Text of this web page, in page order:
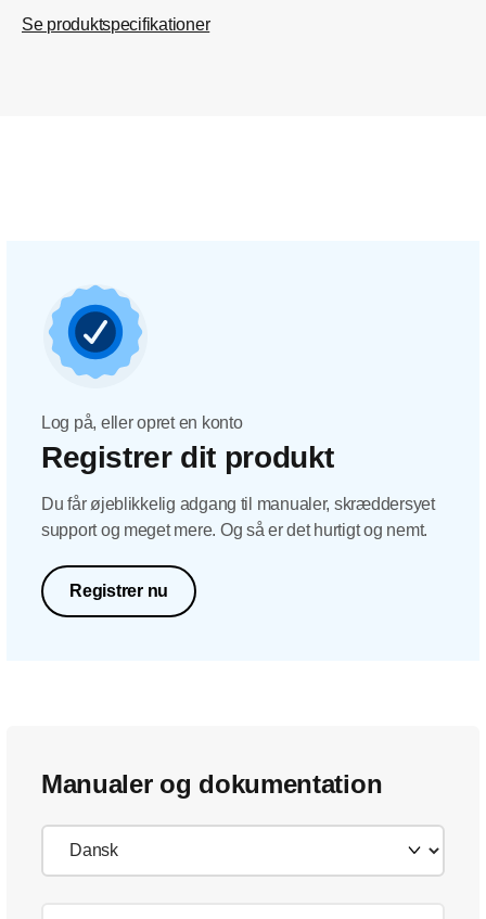
Se produktspecifikationer
Log på, eller opret en konto
Registrer dit produkt
Du får øjeblikkelig adgang til manualer, skræddersyet
support og meget mere. Og så er det hurtigt og nemt.
Registrer nu
Manualer og dokumentation